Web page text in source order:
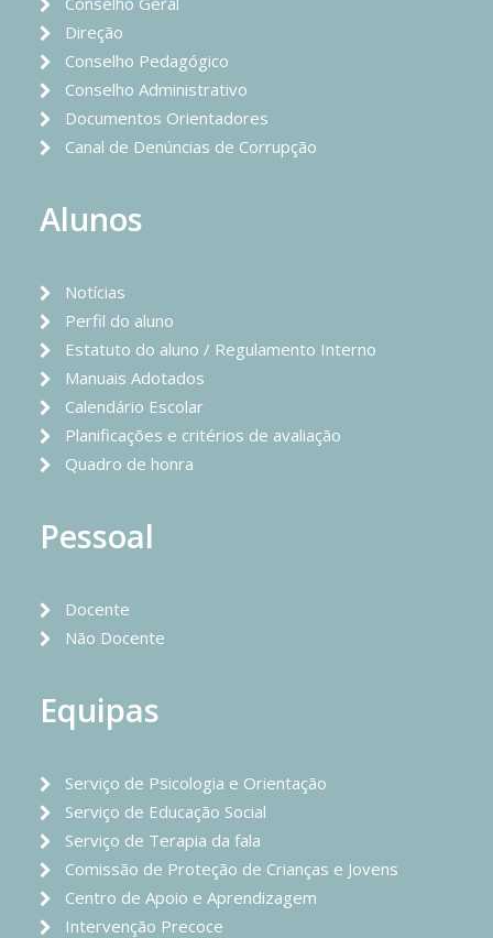
Direção
Conselho Pedagógico
Conselho Administrativo
Documentos Orientadores
Canal de Denúncias de Corrupção
Alunos
Notícias
Perfil do aluno
Estatuto do aluno / Regulamento Interno
Manuais Adotados
Calendário Escolar
Planificações e critérios de avaliação
Quadro de honra
Pessoal
Docente
Não Docente
Equipas
Serviço de Psicologia e Orientação
Serviço de Educação Social
Serviço de Terapia da fala
Comissão de Proteção de Crianças e Jovens
Centro de Apoio e Aprendizagem
Intervenção Precoce